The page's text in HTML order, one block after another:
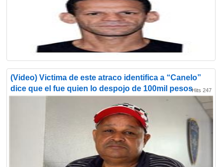
(Video) Victima de este atraco identifica a “Canelo”
dice que el fue quien lo despojo de 100mil pesosHits 247